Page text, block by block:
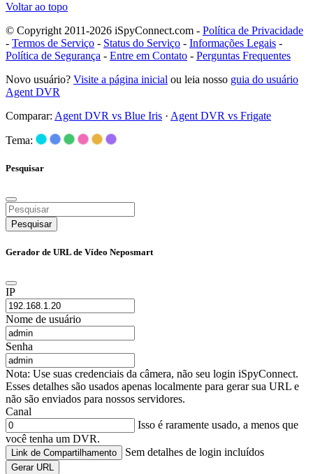
Voltar ao topo
© Copyright 2011-2026 iSpyConnect.com - Política de Privacidade
- Termos de Serviço - Status do Serviço - Informações Legais -
Política de Segurança - Entre em Contato - Perguntas Frequentes
Novo usuário? Visite a página inicial ou leia nosso guia do usuário
Agent DVR
Comparar: Agent DVR vs Blue Iris · Agent DVR vs Frigate
Tema:
Pesquisar
Pesquisar
Gerador de URL de Vídeo Neposmart
IP
Nome de usuário
Senha
Nota: Use suas credenciais da câmera, não seu login iSpyConnect.
Esses detalhes são usados apenas localmente para gerar sua URL e
não são enviados para nossos servidores.
Canal
Isso é raramente usado, a menos que
você tenha um DVR.
Link de Compartilhamento Sem detalhes de login incluídos
Gerar URL